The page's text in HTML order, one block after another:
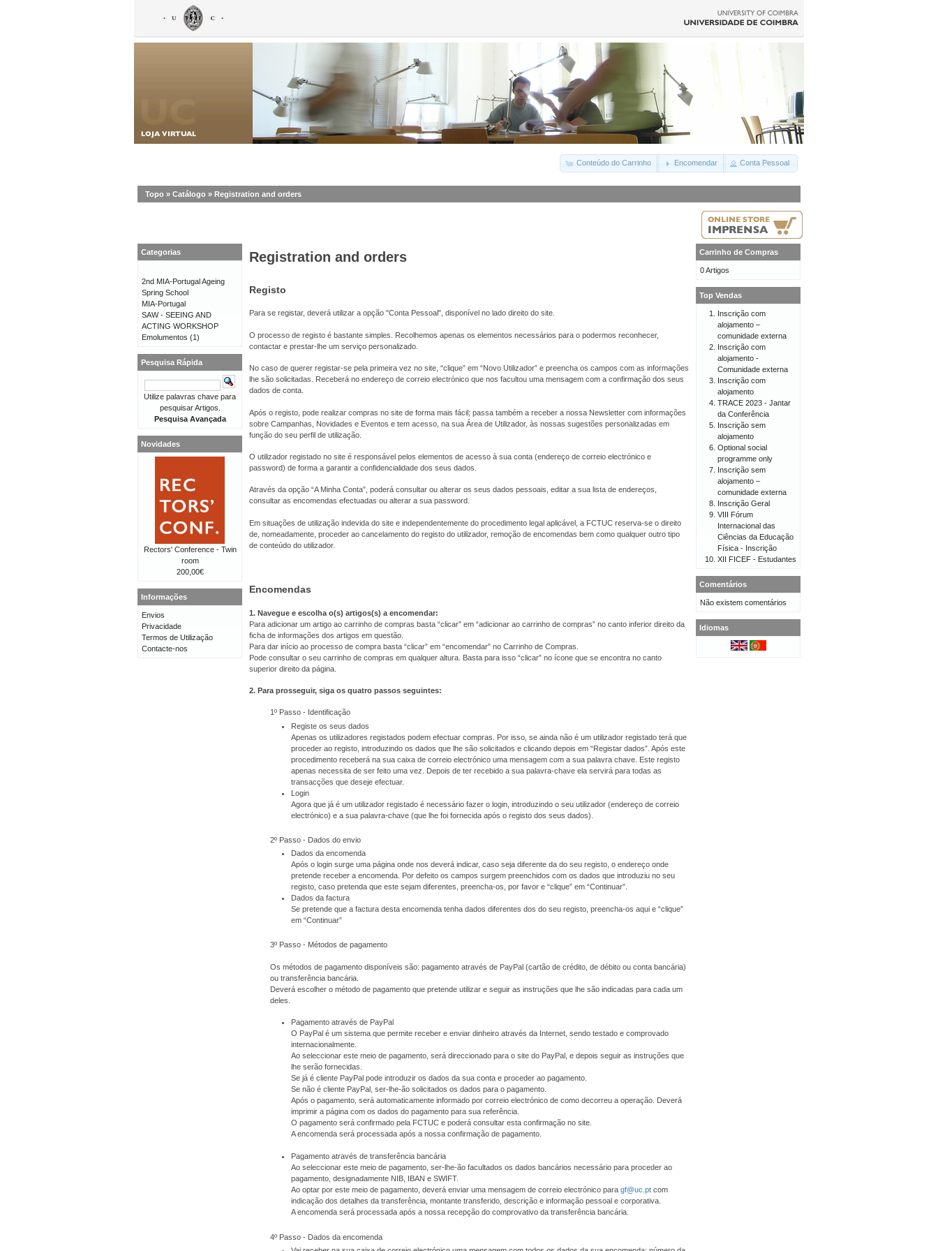
Conteúdo do Carrinho Encomendar Conta Pessoal
Topo » Catálogo » Registration and orders
Registration and orders
Registo
Para se registar, deverá utilizar a opção "Conta Pessoal", disponível no lado direito do site.
O processo de registo é bastante simples. Recolhemos apenas os elementos necessários para o podermos reconhecer,
contactar e prestar-lhe um serviço personalizado.
No caso de querer registar-se pela primeira vez no site, “clique” em “Novo Utilizador” e preencha os campos com as informações
lhe são solicitadas. Receberá no endereço de correio electrónico que nos facultou uma mensagem com a confirmação dos seus
dados de conta.
Após o registo, pode realizar compras no site de forma mais fácil; passa também a receber a nossa Newsletter com informações
sobre Campanhas, Novidades e Eventos e tem acesso, na sua Área de Utilizador, às nossas sugestões personalizadas em
função do seu perfil de utilização.
O utilizador registado no site é responsável pelos elementos de acesso à sua conta (endereço de correio electrónico e
password) de forma a garantir a confidencialidade dos seus dados.
Através da opção “A Minha Conta”, poderá consultar ou alterar os seus dados pessoais, editar a sua lista de endereços,
consultar as encomendas efectuadas ou alterar a sua password.
Em situações de utilização indevida do site e independentemente do procedimento legal aplicável, a FCTUC reserva-se o direito
de, nomeadamente, proceder ao cancelamento do registo do utilizador, remoção de encomendas bem como qualquer outro tipo
de conteúdo do utilizador.
Encomendas
1. Navegue e escolha o(s) artigos(s) a encomendar:
Para adicionar um artigo ao carrinho de compras basta “clicar” em “adicionar ao carrinho de compras” no canto inferior direito da
ficha de informações dos artigos em questão.
Para dar início ao processo de compra basta “clicar” em “encomendar” no Carrinho de Compras.
Pode consultar o seu carrinho de compras em qualquer altura. Basta para isso “clicar” no ícone que se encontra no canto
superior direito da página.
2. Para prosseguir, siga os quatro passos seguintes:
1º Passo - Identificação
Registe os seus dados
Apenas os utilizadores registados podem efectuar compras. Por isso, se ainda não é um utilizador registado terá que
proceder ao registo, introduzindo os dados que lhe são solicitados e clicando depois em “Registar dados”. Após este
procedimento receberá na sua caixa de correio electrónico uma mensagem com a sua palavra chave. Este registo
apenas necessita de ser feito uma vez. Depois de ter recebido a sua palavra-chave ela servirá para todas as
transacções que deseje efectuar.
Login
Agora que já é um utilizador registado é necessário fazer o login, introduzindo o seu utilizador (endereço de correio
electrónico) e a sua palavra-chave (que lhe foi fornecida após o registo dos seus dados).
2º Passo - Dados do envio
Dados da encomenda
Após o login surge uma página onde nos deverá indicar, caso seja diferente da do seu registo, o endereço onde
pretende receber a encomenda. Por defeito os campos surgem preenchidos com os dados que introduziu no seu
registo, caso pretenda que este sejam diferentes, preencha-os, por favor e “clique” em “Continuar”.
Dados da factura
Se pretende que a factura desta encomenda tenha dados diferentes dos do seu registo, preencha-os aqui e “clique”
em “Continuar”
3º Passo - Métodos de pagamento
Os métodos de pagamento disponíveis são: pagamento através de PayPal (cartão de crédito, de débito ou conta bancária)
ou transferência bancária.
Deverá escolher o método de pagamento que pretende utilizar e seguir as instruções que lhe são indicadas para cada um
deles.
Pagamento através de PayPal
O PayPal é um sistema que permite receber e enviar dinheiro através da Internet, sendo testado e comprovado
internacionalmente.
Ao seleccionar este meio de pagamento, será direccionado para o site do PayPal, e depois seguir as instruções que
lhe serão fornecidas.
Se já é cliente PayPal pode introduzir os dados da sua conta e proceder ao pagamento.
Se não é cliente PayPal, ser-lhe-ão solicitados os dados para o pagamento.
Após o pagamento, será automaticamente informado por correio electrónico de como decorreu a operação. Deverá
imprimir a página com os dados do pagamento para sua referência.
O pagamento será confirmado pela FCTUC e poderá consultar esta confirmação no site.
A encomenda será processada após a nossa confirmação de pagamento.
Pagamento através de transferência bancária
Ao seleccionar este meio de pagamento, ser-lhe-ão facultados os dados bancários necessário para proceder ao
pagamento, designadamente NIB, IBAN e SWIFT.
Ao optar por este meio de pagamento, deverá enviar uma mensagem de correio electrónico para gf@uc.pt com
indicação dos detalhes da transferência, montante transferido, descrição e informação pessoal e corporativa.
A encomenda será processada após a nossa recepção do comprovativo da transferência bancária.
4º Passo - Dados da encomenda
Categorias
2nd MIA-Portugal Ageing
Spring School
MIA-Portugal
SAW - SEEING AND
ACTING WORKSHOP
Emolumentos (1)
Pesquisa Rápida
Utilize palavras chave para
pesquisar Artigos.
Pesquisa Avançada
Novidades
Rectors' Conference - Twin
room
200,00€
Informações
Envios
Privacidade
Termos de Utilização
Contacte-nos
Carrinho de Compras
0 Artigos
Top Vendas
Inscrição com
alojamento –
comunidade externa
Inscrição com
alojamento -
Comunidade externa
Inscrição com
alojamento
TRACE 2023 - Jantar
da Conferência
Inscrição sem
alojamento
Optional social
programme only
Inscrição sem
alojamento –
comunidade externa
Inscrição Geral
VIII Fórum
Internacional das
Ciências da Educação
Física - Inscrição
XII FICEF - Estudantes
Comentários
Não existem comentários
Idiomas